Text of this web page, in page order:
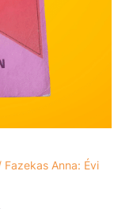
Anna: Évi